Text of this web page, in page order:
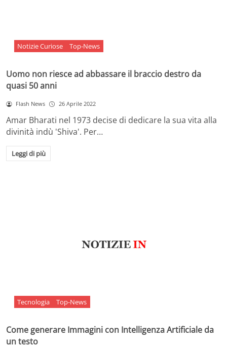
Notizie Curiose Top-News
Uomo non riesce ad abbassare il braccio destro da
quasi 50 anni
Flash News 26 Aprile 2022
Amar Bharati nel 1973 decise di dedicare la sua vita alla
divinità indù 'Shiva'. Per…
Leggi di più
Tecnologia Top-News
Come generare Immagini con Intelligenza Artificiale da
un testo